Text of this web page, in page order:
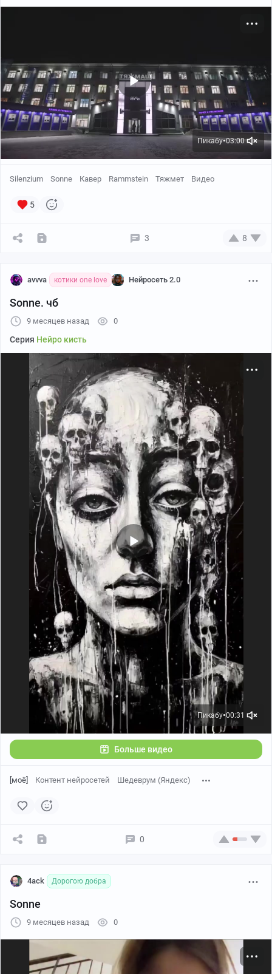
Пикабу●03:00
Silenzium Sonne Кавер Rammstein Тяжмет Видео
5
3 8
avvva котики one love Нейросеть 2.0
Sonne. чб
9 месяцев назад 0
Серия Нейро кисть
Пикабу●00:31
Больше видео
[моё] Контент нейросетей Шедеврум (Яндекс)
0
4ack Дорогою добра
Sonne
9 месяцев назад 0